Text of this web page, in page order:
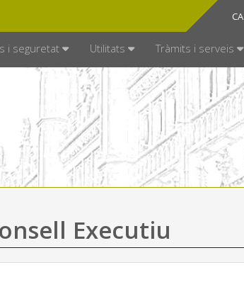
CA
ES
i seguretat Utilitats Tràmits i serveis
Executiu